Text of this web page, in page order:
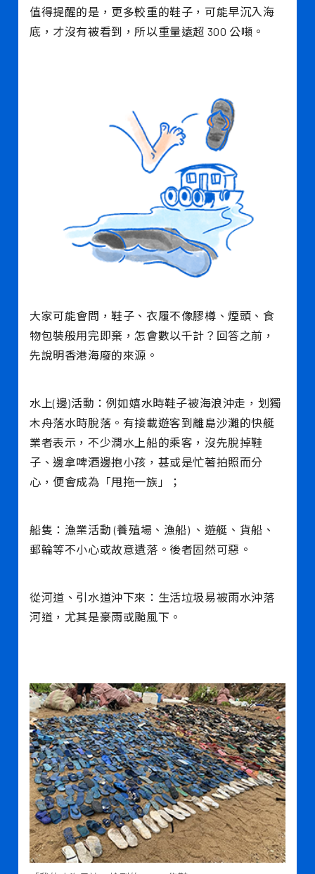
值得提醒的是，更多較重的鞋子，可能早沉入海
底，才沒有被看到，所以重量遠超 300 公噸。
大家可能會問，鞋子、衣履不像膠樽、煙頭、食
物包裝般用完即棄，怎會數以千計？回答之前，
先說明香港海廢的來源。
水上(邊)活動：例如嬉水時鞋子被海浪沖走，划獨
木舟落水時脫落。有接載遊客到離島沙灘的快艇
業者表示，不少澗水上船的乘客，沒先脫掉鞋
子、邊拿啤酒邊抱小孩，甚或是忙著拍照而分
心，便會成為「甩拖一族」；
船隻：漁業活動 (養殖場、漁船) 、遊艇、貨船、
郵輪等不小心或故意遺落。後者固然可惡。
從河道、引水道沖下來：生活垃圾易被雨水沖落
河道，尤其是豪雨或颱風下。